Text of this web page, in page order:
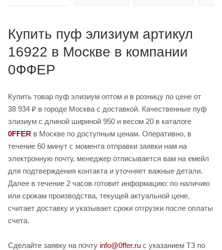
Купить пуф элизиум артикул
16922 в Москве в компании
0ФФЕР
Купить товар пуф элизиум оптом и в розницу по цене от
38 934 ₽ в городе Москва с доставкой. Качественные пуф
элизиум с длиной шириной 950 и весом 20 в каталоге
0FFER в Москве по доступным ценам. Оперативно, в
течение 60 минут с момента отправки заявки нам на
электронную почту, менеджер отписывается вам на емейл
для подтверждения контакта и уточняет важные детали.
Далее в течение 2 часов готовит информацию: по наличию
или срокам производства, текущей актуальной цене,
считает доставку и указывает сроки отгрузки после оплаты
счета.
Сделайте заявку на почту info@0ffer.ru с указанием ТЗ по